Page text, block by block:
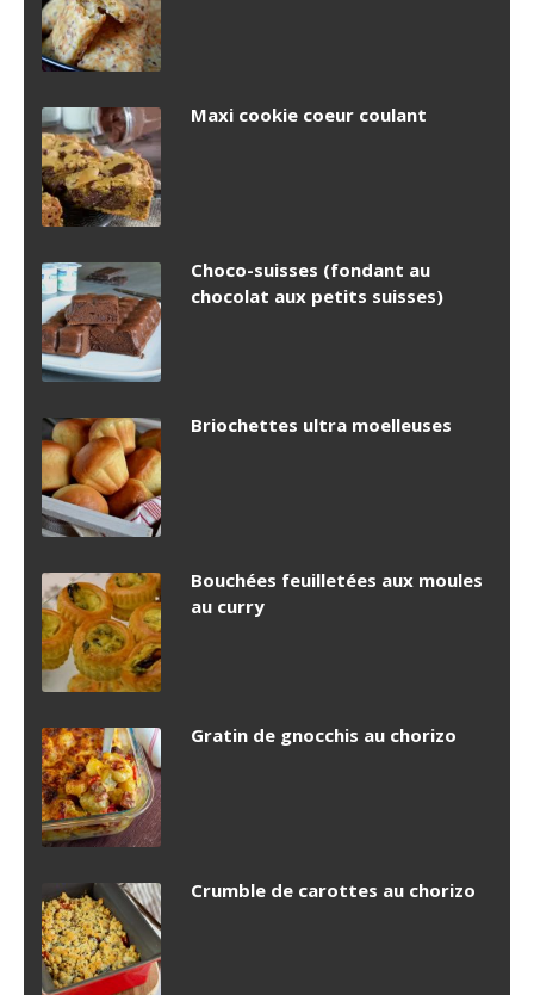
Maxi cookie coeur coulant
Choco-suisses (fondant au
chocolat aux petits suisses)
Briochettes ultra moelleuses
Bouchées feuilletées aux moules
au curry
Gratin de gnocchis au chorizo
Crumble de carottes au chorizo